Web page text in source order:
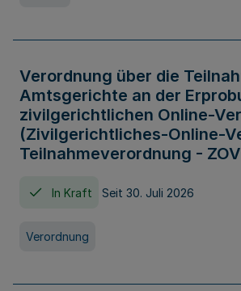
Verordnung über die
Amtsgerichte an der
zivilgerichtlichen Online-
(Zivilgerichtliches-Online-
Teilnahmeverordnung -
In Kraft Seit 30. Juli 2026
Verordnung